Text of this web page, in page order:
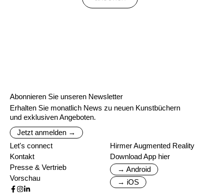
Abonnieren Sie unseren Newsletter
Erhalten Sie monatlich News zu neuen Kunstbüchern
und exklusiven Angeboten.
Jetzt anmelden →
Let's connect
Kontakt
Presse & Vertrieb
Vorschau
Hirmer Augmented Reality
Download App hier
→ Android
→ iOS